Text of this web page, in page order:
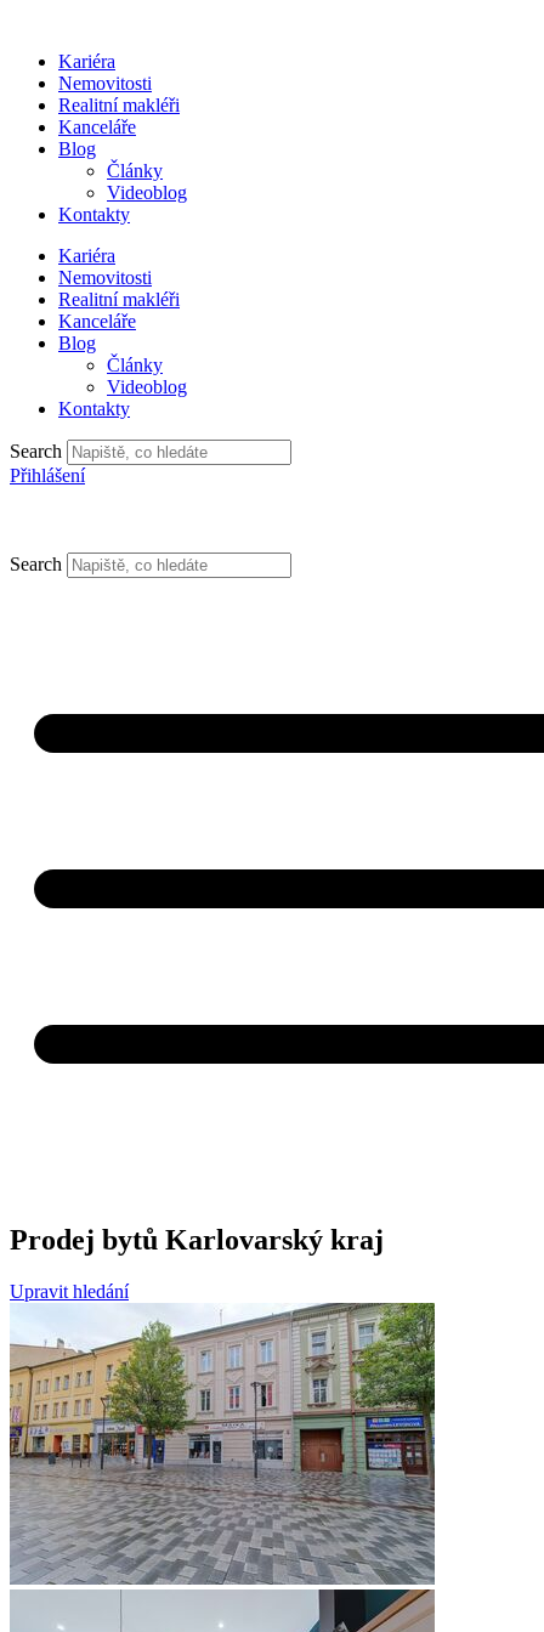
obsahuKariéra
Nemovitosti
Realitní makléři
Kanceláře
Blog
Články
Videoblog
Kontakty
Kariéra
Nemovitosti
Realitní makléři
Kanceláře
Blog
Články
Videoblog
Kontakty
Search
Přihlášení
Search
Prodej bytů Karlovarský kraj
Upravit hledání